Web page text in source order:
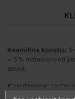
Keemiline koostis:
< 5% mitteioonsed
ained.
Kasutamine:
soovituslikud